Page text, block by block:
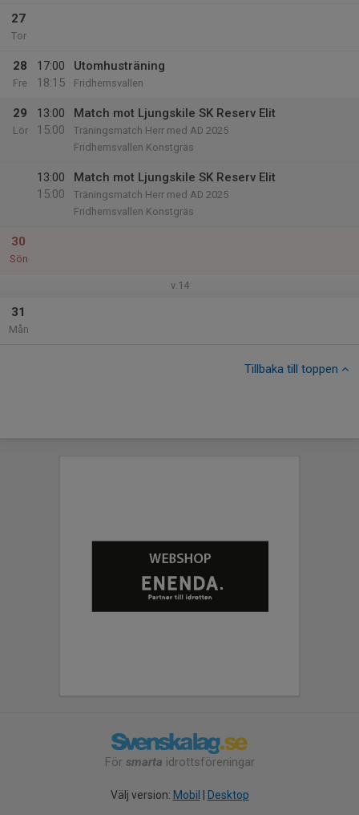
27
Tor
28
Fre
17:00
18:15
Utomhusträning
Fridhemsvallen
29
Lör
13:00
15:00
Match mot Ljungskile SK Reserv Elit
Träningsmatch Herr med AD 2025
Fridhemsvallen Konstgräs
13:00
15:00
Match mot Ljungskile SK Reserv Elit
Träningsmatch Herr med AD 2025
Fridhemsvallen Konstgräs
30
Sön
v.14
31
Mån
Tillbaka till toppen
För smarta idrottsföreningar
Välj version: Mobil Desktop